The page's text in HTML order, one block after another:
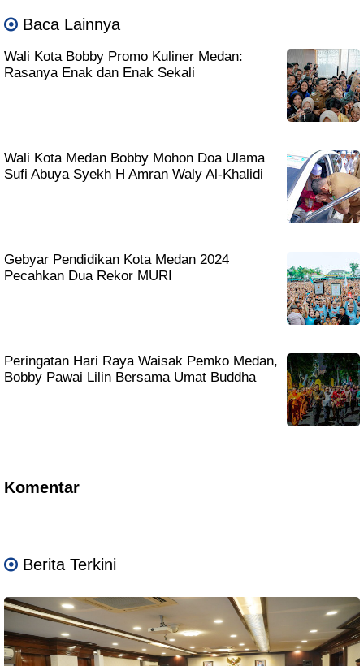
Baca Lainnya
Wali Kota Bobby Promo Kuliner Medan:
Rasanya Enak dan Enak Sekali
Wali Kota Medan Bobby Mohon Doa Ulama
Sufi Abuya Syekh H Amran Waly Al-Khalidi
Gebyar Pendidikan Kota Medan 2024
Pecahkan Dua Rekor MURI
Peringatan Hari Raya Waisak Pemko Medan,
Bobby Pawai Lilin Bersama Umat Buddha
Komentar
Berita Terkini